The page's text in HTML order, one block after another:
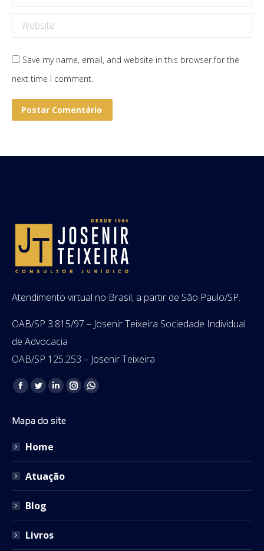
Website
Save my name, email, and website in this browser for the
next time I comment.
Postar Comentário
Atendimento virtual no Brasil, a partir de São Paulo/SP.
OAB/SP 3.815/97 – Josenir Teixeira Sociedade Individual
de Advocacia
OAB/SP 125.253 – Josenir Teixeira
Encontre-nos em:
Facebook
opens
new
Twitter
opens
new
Linkedin
opens
InstagramWhatsapp
Mapa do site
Home
Atuação
Blog
Livros